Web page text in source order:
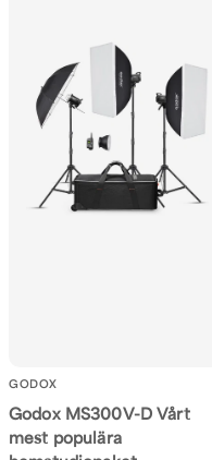
GODOX
Godox MS300V-D Vårt
mest populära
Ja, ni får